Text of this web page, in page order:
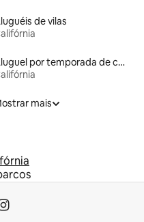
de vilas
Aluguel por temporada de casas na terra
mais